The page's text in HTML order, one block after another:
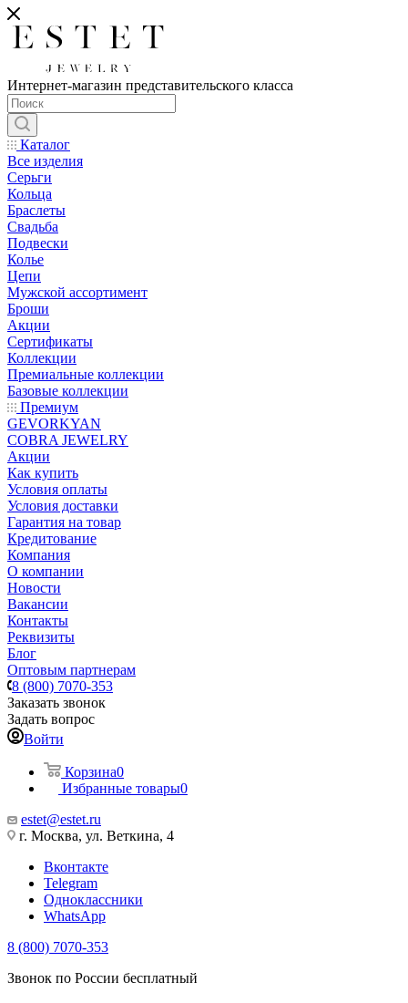
Интернет-магазин представительского класса
Каталог
Все изделия
Серьги
Кольца
Браслеты
Свадьба
Подвески
Колье
Цепи
Мужской ассортимент
Броши
Акции
Сертификаты
Коллекции
Премиальные коллекции
Базовые коллекции
Премиум
GEVORKYAN
COBRA JEWELRY
Акции
Как купить
Условия оплаты
Условия доставки
Гарантия на товар
Кредитование
Компания
О компании
Новости
Вакансии
Контакты
Реквизиты
Блог
Оптовым партнерам
8 (800) 7070-353
Заказать звонок
Задать вопрос
Войти
Корзина0
Избранные товары0
estet@estet.ru
г. Москва, ул. Веткина, 4
Вконтакте
Telegram
Одноклассники
WhatsApp
8 (800) 7070-353
Звонок по России бесплатный